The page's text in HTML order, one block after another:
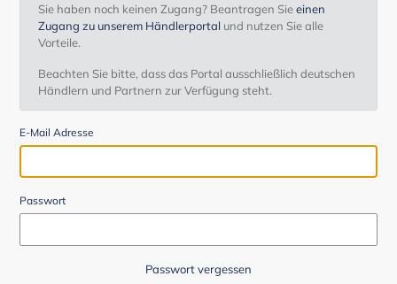
Sie haben noch keinen Zugang? Beantragen Sieeinen
Zugang zu unserem Händlerportal und nutzen Sie alle
Vorteile.
Beachten Sie bitte, dass das Portal ausschließlich deutschen
Händlern und Partnern zur Verfügung steht.
E-Mail Adresse
Passwort
Passwort vergessen